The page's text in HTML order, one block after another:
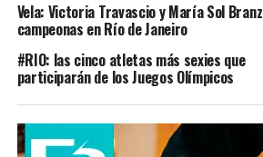
Vela‬: Victoria Travascio y María Sol Branz
campeonas en Río de Janeiro
#RIO: las cinco atletas más sexies que
participarán de los Juegos Olímpicos